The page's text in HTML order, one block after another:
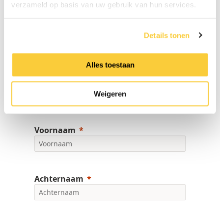
verzameld op basis van uw gebruik van hun services.
Details tonen
Alles toestaan
Weigeren
Bedrijfsnaam aanvrager
Voornaam
Achternaam